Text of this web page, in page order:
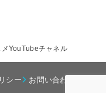
メYouTubeチャネル
シー お問い合わせ